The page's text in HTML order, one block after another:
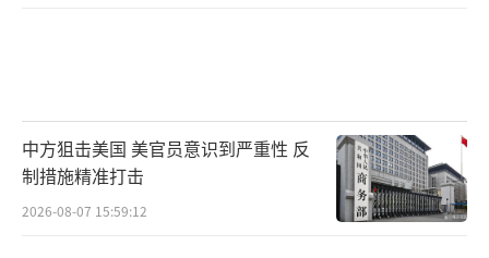
中方狙击美国 美官员意识到严重性 反
制措施精准打击
2026-08-07 15:59:12